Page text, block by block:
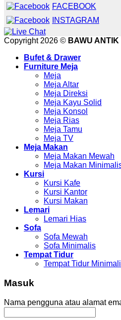
FACEBOOK
INSTAGRAM
Copyright 2026 © BAWU ANTIK
Bufet & Drawer
Furniture Meja
Meja
Meja Altar
Meja Direksi
Meja Kayu Solid
Meja Konsol
Meja Rias
Meja Tamu
Meja TV
Meja Makan
Meja Makan Mewah
Meja Makan
Kursi
Kursi Kafe
Kursi Kantor
Kursi Makan
Lemari
Lemari Hias
Sofa
Sofa Mewah
Sofa Minimalis
Tempat Tidur
Tempat Tidur
Masuk
Nama pengguna atau alamat